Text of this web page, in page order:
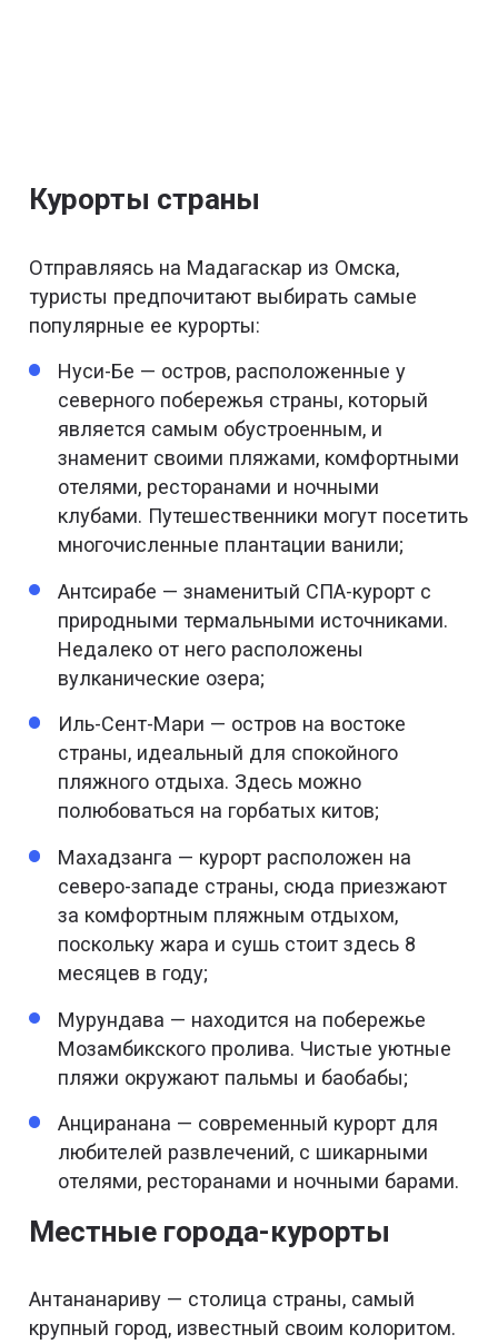
Курорты страны
Отправляясь на Мадагаскар из Омска,
туристы предпочитают выбирать самые
популярные ее курорты:
Нуси-Бе — остров, расположенные у
северного побережья страны, который
является самым обустроенным, и
знаменит своими пляжами, комфортными
отелями, ресторанами и ночными
клубами. Путешественники могут посетить
многочисленные плантации ванили;
Антсирабе — знаменитый СПА-курорт с
природными термальными источниками.
Недалеко от него расположены
вулканические озера;
Иль-Сент-Мари — остров на востоке
страны, идеальный для спокойного
пляжного отдыха. Здесь можно
полюбоваться на горбатых китов;
Махадзанга — курорт расположен на
северо-западе страны, сюда приезжают
за комфортным пляжным отдыхом,
поскольку жара и сушь стоит здесь 8
месяцев в году;
Мурундава — находится на побережье
Мозамбикского пролива. Чистые уютные
пляжи окружают пальмы и баобабы;
Анциранана — современный курорт для
любителей развлечений, с шикарными
отелями, ресторанами и ночными барами.
Местные города-курорты
Антананариву — столица страны, самый
крупный город, известный своим колоритом.